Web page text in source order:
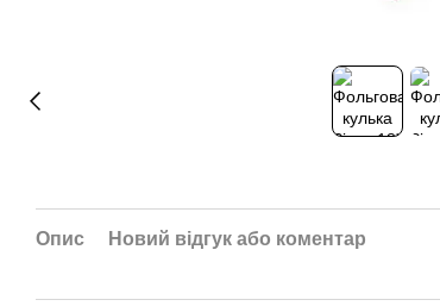
Опис Новий відгук або коментар